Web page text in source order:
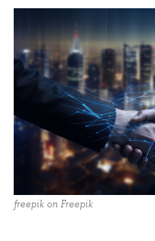
freepik on Freepik